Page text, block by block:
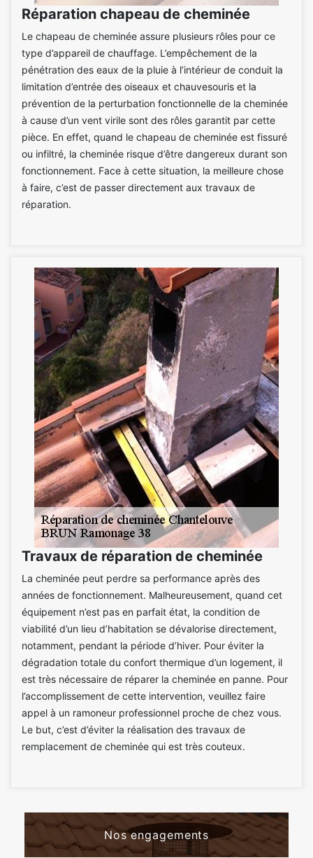
Réparation chapeau de cheminée
Le chapeau de cheminée assure plusieurs rôles pour ce
type d’appareil de chauffage. L’empêchement de la
pénétration des eaux de la pluie à l’intérieur de conduit la
limitation d’entrée des oiseaux et chauvesouris et la
prévention de la perturbation fonctionnelle de la cheminée
à cause d’un vent virile sont des rôles garantit par cette
pièce. En effet, quand le chapeau de cheminée est fissuré
ou infiltré, la cheminée risque d’être dangereux durant son
fonctionnement. Face à cette situation, la meilleure chose
à faire, c’est de passer directement aux travaux de
réparation.
Travaux de réparation de cheminée
La cheminée peut perdre sa performance après des
années de fonctionnement. Malheureusement, quand cet
équipement n’est pas en parfait état, la condition de
viabilité d’un lieu d’habitation se dévalorise directement,
notamment, pendant la période d’hiver. Pour éviter la
dégradation totale du confort thermique d’un logement, il
est très nécessaire de réparer la cheminée en panne. Pour
l’accomplissement de cette intervention, veuillez faire
appel à un ramoneur professionnel proche de chez vous.
Le but, c’est d’éviter la réalisation des travaux de
remplacement de cheminée qui est très couteux.
Nos engagements